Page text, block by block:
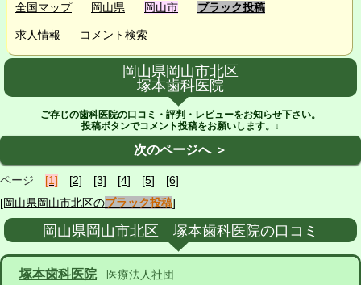
全国マップ 岡山県 岡山市 ブラック投稿
求人情報 コメント検索
岡山県岡山市北区
塚本歯科医院
ご存じの歯科医院の口コミ・評判・レビューをお知らせ下さい。
投稿ボタンでコメント投稿をお願いします。↓
次のページへ ＞
ページ [1] [2] [3] [4] [5]
[6]
[岡山県岡山市北区のブラック投稿]
岡山県岡山市北区 塚本歯科医院の口コミ
塚本歯科医院
医療法人社団